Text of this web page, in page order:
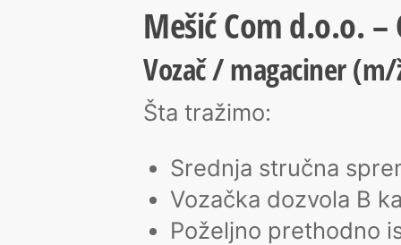
Mešić Com d.o.o.
Vozač / magaciner
Šta tražimo:
Srednja stručna
Vozačka dozvola B
Poželjno prethodno